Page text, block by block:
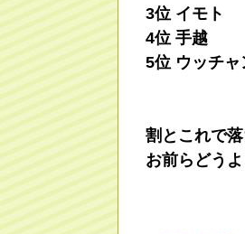
3位 イモト
4位 手越
5位 ウッチャ
割とこれで
お前らどうよ